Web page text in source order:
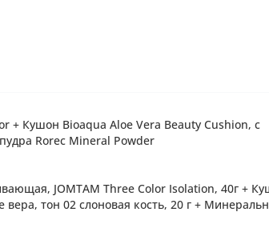
+ Кушон Bioaqua Aloe Vera Beauty Cushion, с
Rorec Mineral Powder
JOMTAM Three Color Isolation, 40г +
вера, тон 02 слоновая кость, 20 г +